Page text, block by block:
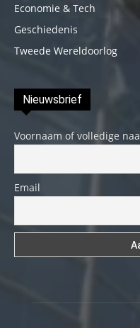
Economie & Tech
Geschiedenis
Tweede Wereldoorlog
Nieuwsbrief
Voornaam of volledige
Email